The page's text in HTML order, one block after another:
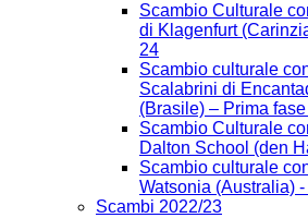
Scambio Culturale
di Klagenfurt
24
Scambio culturale
Scalabrini di
(Brasile) – Prima
Scambio Culturale
Dalton School (den
Scambio culturale
Watsonia (Australia) -
Scambi 2022/23